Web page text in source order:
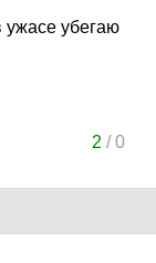
ужасе убегаю
2 /0